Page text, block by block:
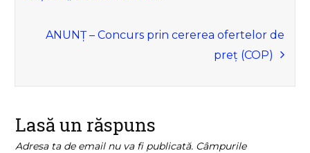
în
articole
ANUNȚ – Concurs prin cererea ofertelor de
preț (COP)
Lasă un răspuns
Adresa ta de email nu va fi publicată. Câmpurile